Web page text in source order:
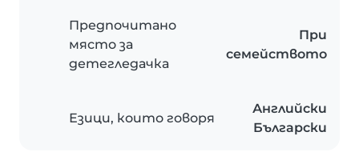
Предпочитано
място за
детегледачка
При
семейството
Езици, които говоря
Английски
Български